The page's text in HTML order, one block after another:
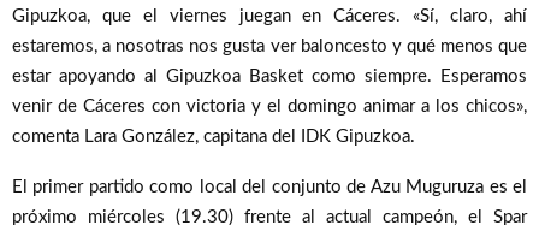
Gipuzkoa, que el viernes juegan en Cáceres. «Sí, claro, ahí
estaremos, a nosotras nos gusta ver baloncesto y qué menos que
estar apoyando al Gipuzkoa Basket como siempre. Esperamos
venir de Cáceres con victoria y el domingo animar a los chicos»,
comenta Lara González, capitana del IDK Gipuzkoa.
El primer partido como local del conjunto de Azu Muguruza es el
próximo miércoles (19.30) frente al actual campeón, el Spar